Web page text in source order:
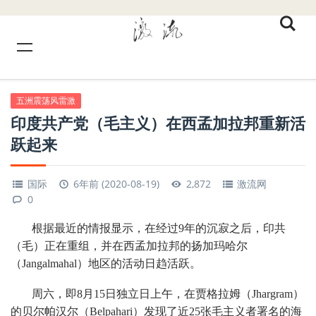
五洲震荡风雷激
印度共产党（毛主义）在西孟加拉邦重新活
跃起来
国际 6年前 (2020-08-19) 2,872
激流网
0
根据最近的情报显示，在经过9年的沉寂之后，印共
（毛）正在重组，并在西孟加拉邦的扬加玛哈尔
（Jangalmahal）地区的活动日趋活跃。
周六，即8月15日独立日上午，在贾格拉姆（Jhargram）
的贝尔帕汉尔（Belpahari）发现了近25张毛主义者署名的海